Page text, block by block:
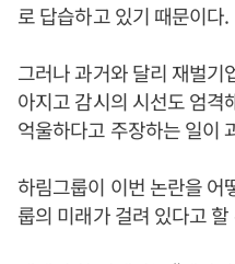
로 답습하고 있기 때문이다.
그러나 과거와 달리 재벌기
아지고 감시의 시선도 엄격
억울하다고 주장하는 일이
하림그룹이 이번 논란을 어
룹의 미래가 걸려 있다고 할